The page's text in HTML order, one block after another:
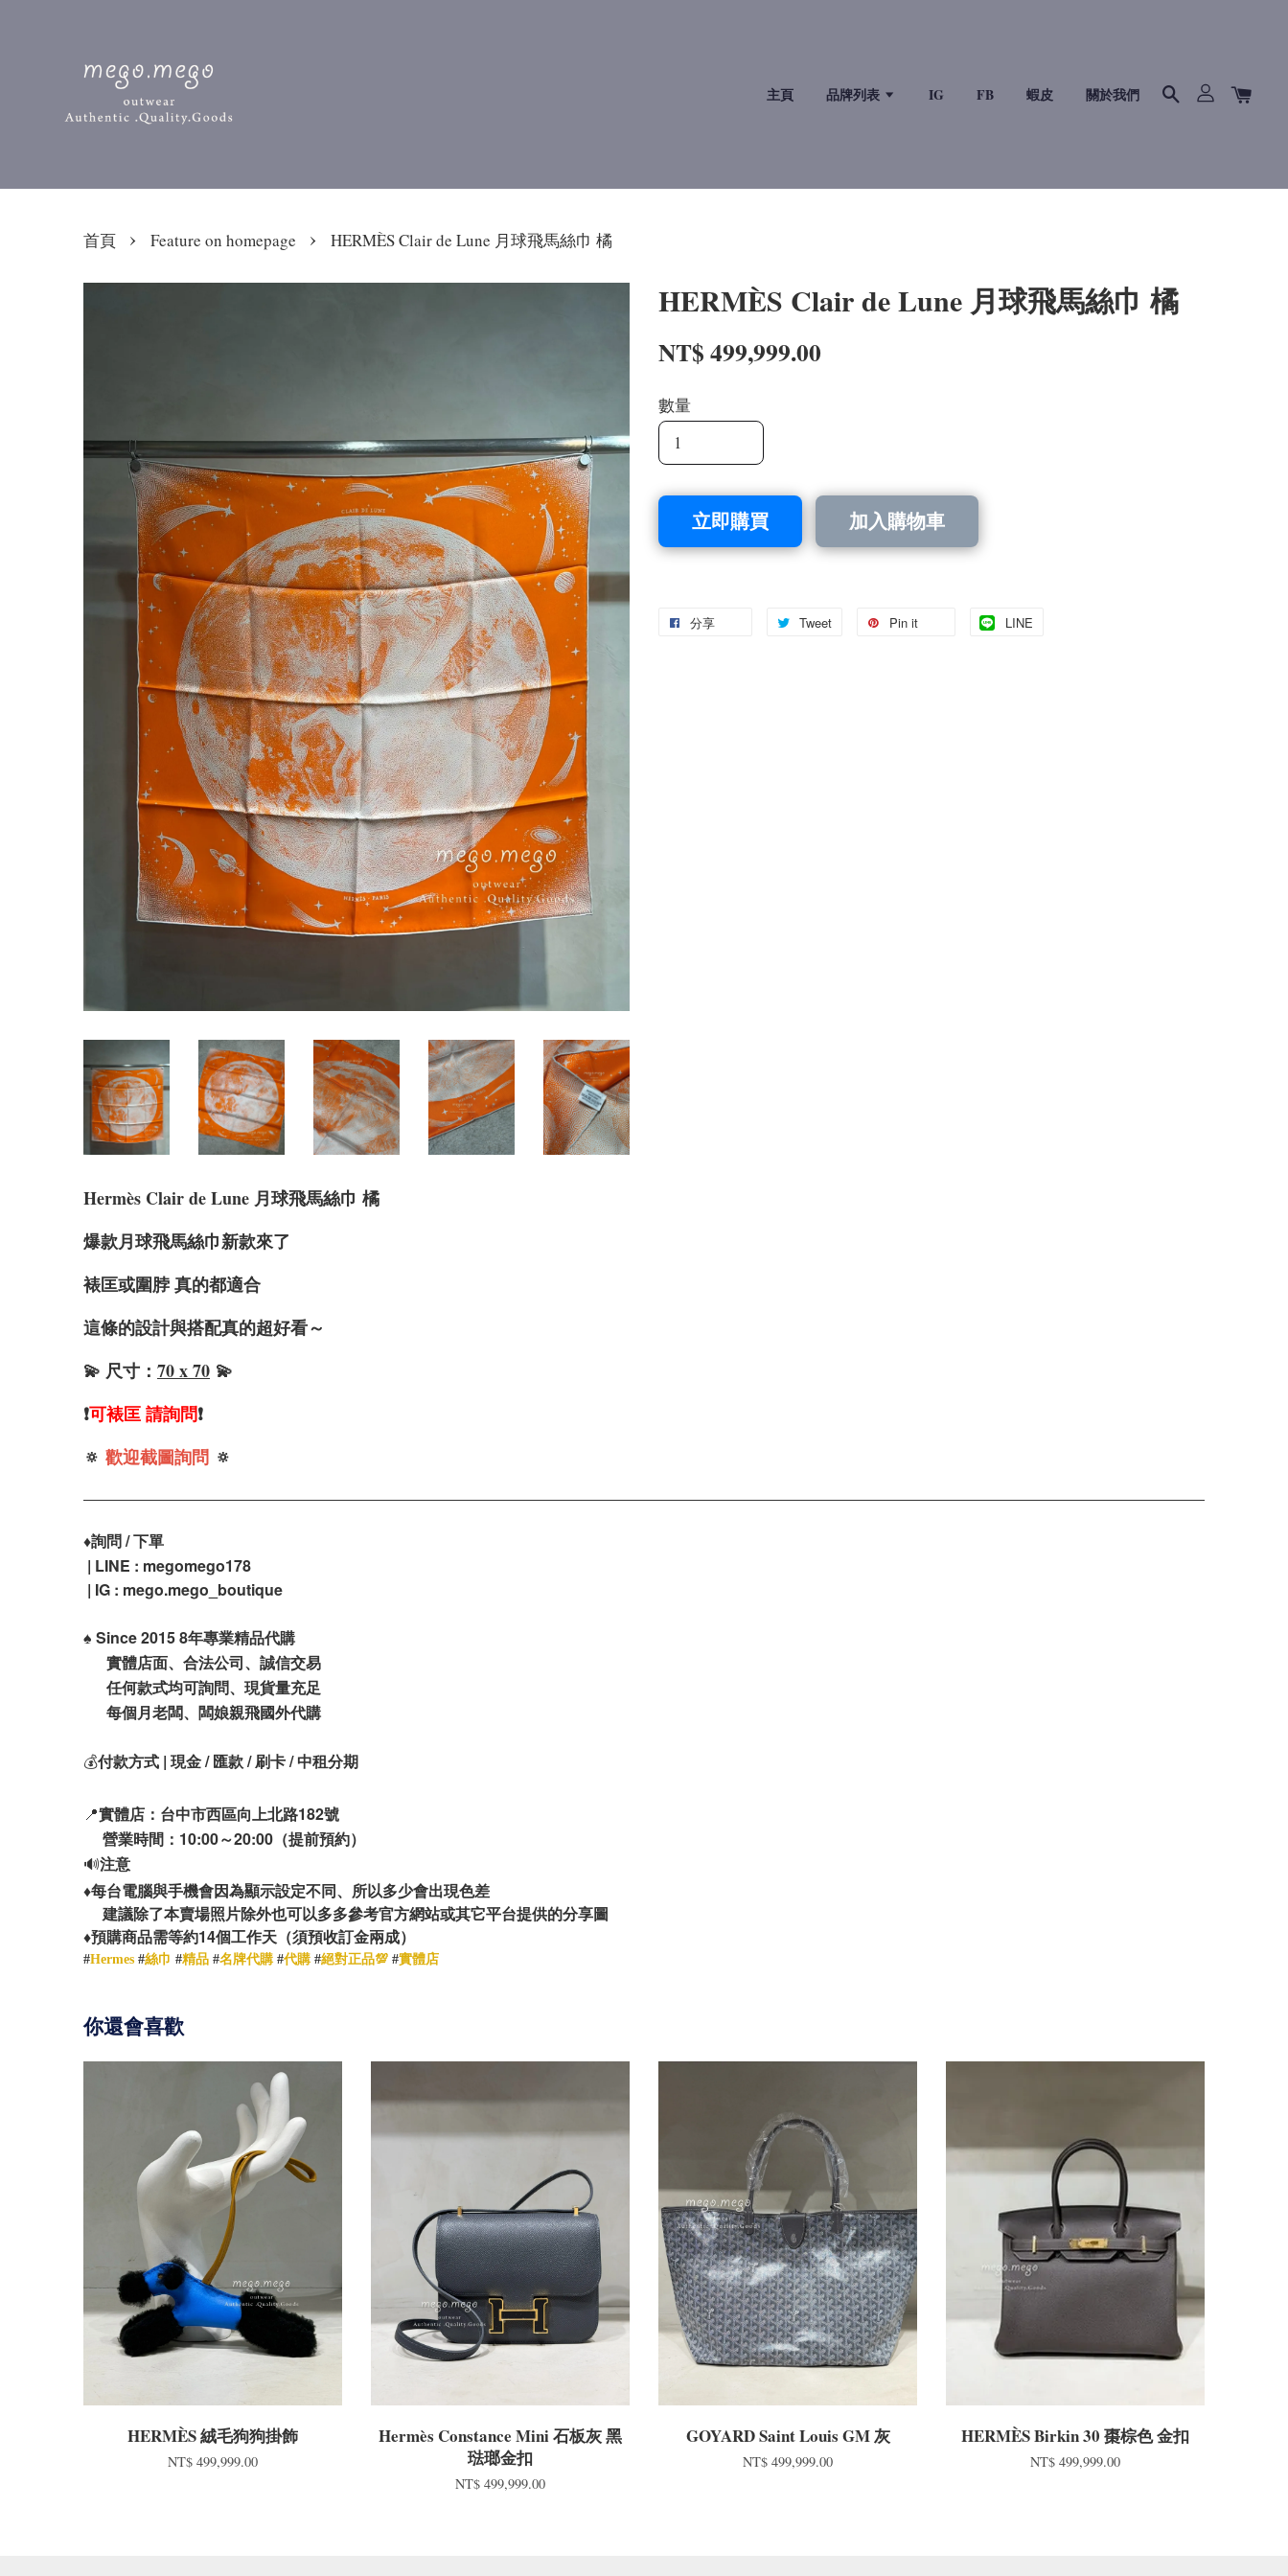
主頁 品牌列表 IG FB 蝦皮 關於我們
首頁 › Feature on homepage › HERMÈS Clair de Lune 月球飛馬絲巾 橘
HERMÈS Clair de Lune 月球飛馬絲巾 橘
NT$ 499,999.00
數量
立即購買 加入購物車
分享 Tweet Pin it LINE
Hermès Clair de Lune 月球飛馬絲巾 橘
爆款月球飛馬絲巾新款來了
裱匡或圍脖 真的都適合
這條的設計與搭配真的超好看～
💫 尺寸： 70 x 70 💫
❗️可裱匡 請詢問❗️
🔅 歡迎截圖詢問 🔅
♦️詢問 / 下單
| LINE : megomego178
| IG : mego.mego_boutique
♠️ Since 2015 8年專業精品代購
實體店面、合法公司、誠信交易
任何款式均可詢問、現貨量充足
每個月老闆、闆娘親飛國外代購
💰付款方式 | 現金 / 匯款 / 刷卡 / 中租分期
📍實體店：台中市西區向上北路182號
營業時間：10:00～20:00（提前預約）
🔊注意
♦️每台電腦與手機會因為顯示設定不同、所以多少會出現色差
建議除了本賣場照片除外也可以多多參考官方網站或其它平台提供的分享圖
♦️預購商品需等約14個工作天（須預收訂金兩成）
#Hermes #絲巾 #精品 #名牌代購 #代購 #絕對正品💯 #實體店
你還會喜歡
HERMÈS 絨毛狗狗掛飾
NT$ 499,999.00
Hermès Constance Mini 石板灰 黑
琺瑯金扣
NT$ 499,999.00
GOYARD Saint Louis GM 灰
NT$ 499,999.00
HERMÈS Birkin 30 棗棕色 金扣
NT$ 499,999.00